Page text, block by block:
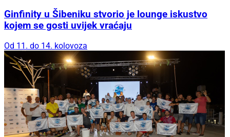
Ginfinity u Šibeniku stvorio je lounge iskustvo
kojem se gosti uvijek vraćaju
Od 11. do 14. kolovoza